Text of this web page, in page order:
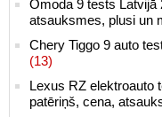
Omoda 9 tests Latvijā
atsauksmes, plusi un
Chery Tiggo 9 auto
(13)
Lexus RZ elektroauto
patēriņš, cena,